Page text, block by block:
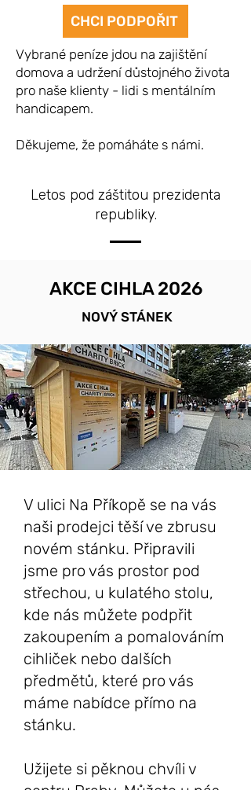
CHCI PODPOŘIT
Vybrané peníze jdou na zajištění
domova a udržení důstojného života
pro naše klienty - lidi s mentálním
handicapem.
Děkujeme, že pomáháte s námi.
Letos pod záštitou prezidenta
republiky.
AKCE CIHLA 2026
NOVÝ STÁNEK
V ulici Na Příkopě se na vás
naši prodejci těší ve zbrusu
novém stánku. Připravili
jsme pro vás prostor pod
střechou, u kulatého stolu,
kde nás můžete podpřit
zakoupením a pomalováním
cihliček nebo dalších
předmětů, které pro vás
máme nabídce přímo na
stánku.
Užijete si pěknou chvíli v